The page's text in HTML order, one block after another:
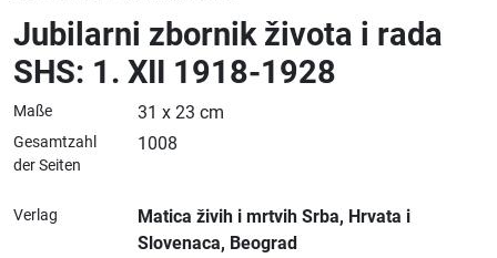
Jubilarni zbornik života i rada
SHS: 1. XII 1918-1928
Maße 31 x 23 cm
Gesamtzahl
der Seiten
1008
Verlag
Matica živih i mrtvih Srba, Hrvata i
Slovenaca, Beograd